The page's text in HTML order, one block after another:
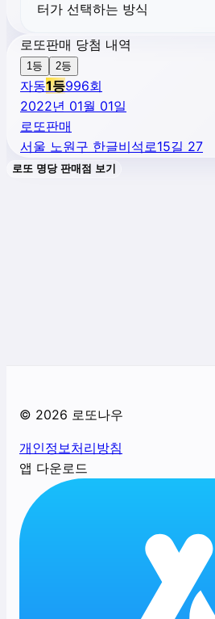
터가 선택하는 방식
로또판매 당첨 내역
1등 2등
자동1등996회
2022년 01월 01일
로또판매
서울 노원구 한글비석로15길 27
로또 명당 판매점 보기
© 2026 로또나우
개인정보처리방침
앱 다운로드